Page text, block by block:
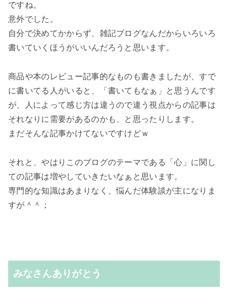
ですね。
意外でした。
自分で決めてかからず、雑記ブログなんだからいろいろ
書いていくほうがいいんだろうと思います。
商品や本のレビュー記事的なものも書きましたが、すで
に書いてる人がいると、「書いてもなぁ」と思うんです
が、人によって感じ方は違うので違う視点からの記事は
それなりに需要があるのかも、と思ったりします。
まだそんな記事かけてないですけどｗ
それと、やはりこのブログのテーマである 「心」 に関し
ての記事は増やしていきたいなぁと思います。
専門的な知識はあまりなく、悩んだ体験談が主になりま
すが＾＾；
みなさんありがとう